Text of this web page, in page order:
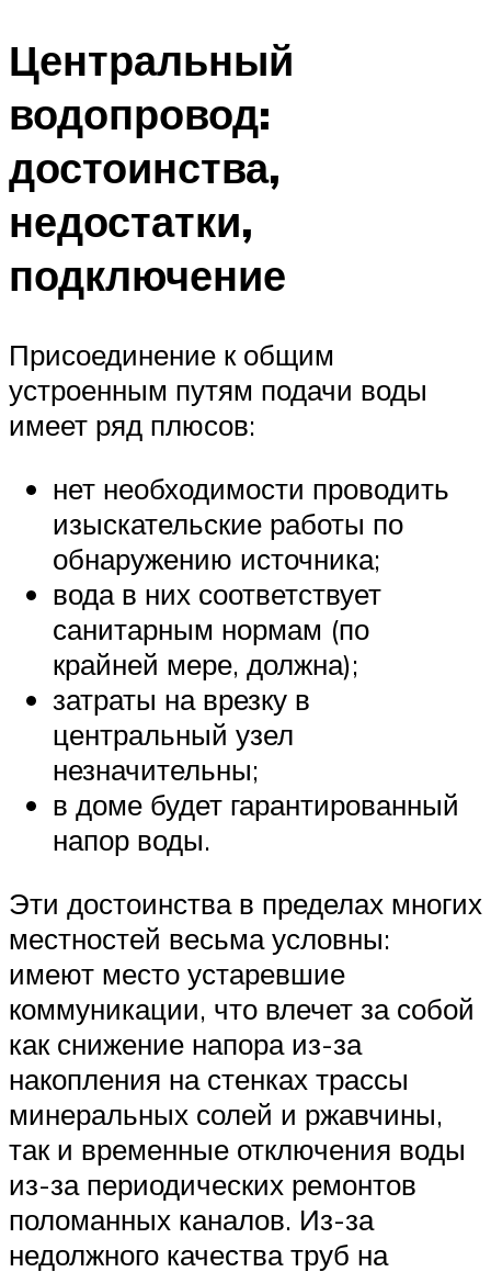
Центральный
водопровод:
достоинства,
недостатки,
подключение
Присоединение к общим
устроенным путям подачи воды
имеет ряд плюсов:
нет необходимости проводить
изыскательские работы по
обнаружению источника;
вода в них соответствует
санитарным нормам (по
крайней мере, должна);
затраты на врезку в
центральный узел
незначительны;
в доме будет гарантированный
напор воды.
Эти достоинства в пределах многих
местностей весьма условны:
имеют место устаревшие
коммуникации, что влечет за собой
как снижение напора из-за
накопления на стенках трассы
минеральных солей и ржавчины,
так и временные отключения воды
из-за периодических ремонтов
поломанных каналов. Из-за
недолжного качества труб на